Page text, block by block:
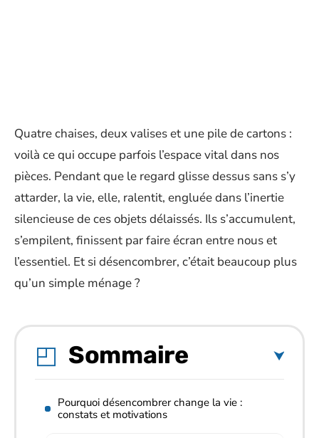
Quatre chaises, deux valises et une pile de cartons :
voilà ce qui occupe parfois l’espace vital dans nos
pièces. Pendant que le regard glisse dessus sans s’y
attarder, la vie, elle, ralentit, engluée dans l’inertie
silencieuse de ces objets délaissés. Ils s’accumulent,
s’empilent, finissent par faire écran entre nous et
l’essentiel. Et si désencombrer, c’était beaucoup plus
qu’un simple ménage ?
Sommaire
Pourquoi désencombrer change la vie :
constats et motivations